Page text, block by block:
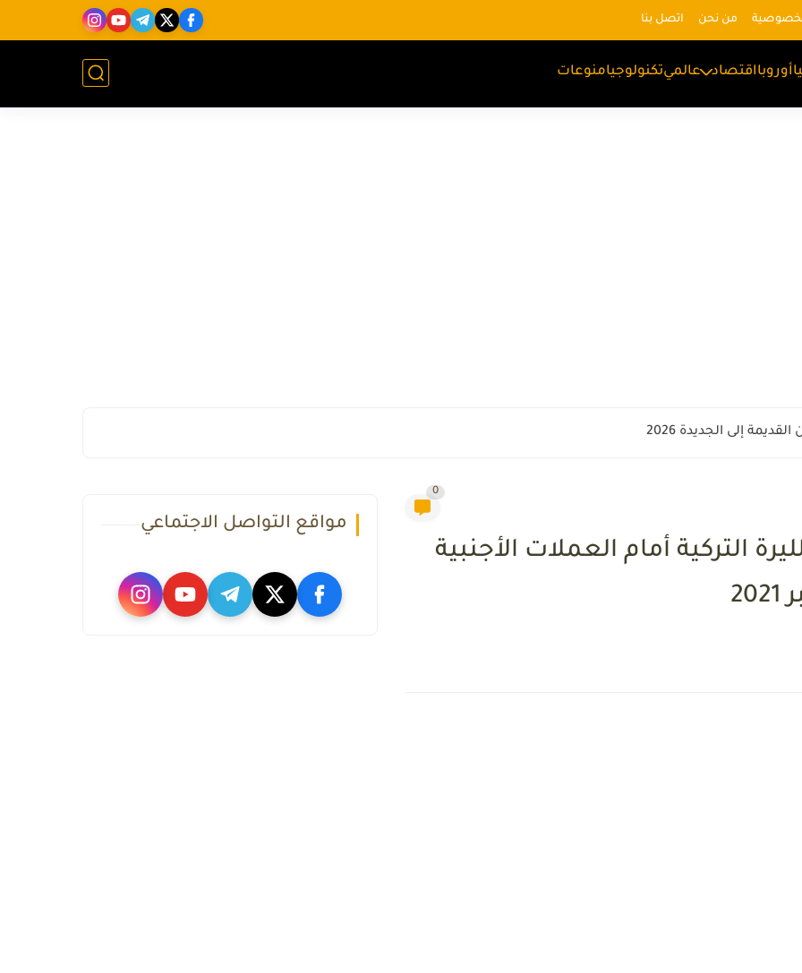
من نحن اتصل بنا
أوروبااقتصاد عالميتكنولوجيامنوعات
إلى الجديدة 2026
0
التركية أمام العملات الأجنبية
مواقع التواصل الاجتماعي